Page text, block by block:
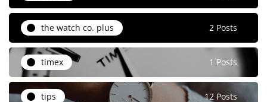
the watch co. plus 2 Posts
timex 1 Posts
tips 12 Posts